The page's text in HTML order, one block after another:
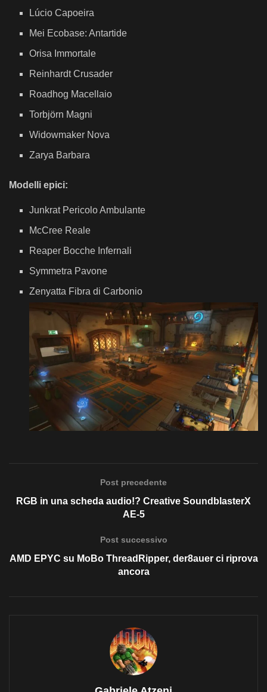
Lúcio Capoeira
Mei Ecobase: Antartide
Orisa Immortale
Reinhardt Crusader
Roadhog Macellaio
Torbjörn Magni
Widowmaker Nova
Zarya Barbara
Modelli epici:
Junkrat Pericolo Ambulante
McCree Reale
Reaper Bocche Infernali
Symmetra Pavone
Zenyatta Fibra di Carbonio
Post precedente
RGB in una scheda audio!? Creative SoundblasterX
AE-5
Post successivo
AMD EPYC su MoBo ThreadRipper, der8auer ci riprova
ancora